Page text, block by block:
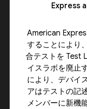
Express
American
することにより
合テストを Test
イスラボを廃止
により、デバイ
アはテストの記
メンバーに新機